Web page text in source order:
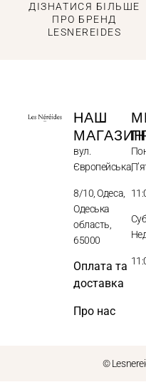
ДІЗНАТИСЯ БІЛЬШЕ
ПРО БРЕНД
LESNEREIDES
НАШ
МАГАЗИН
вул.
Європейська,
8/10, Одеса,
Одеська
область,
65000
Оплата та
доставка
Про нас
©